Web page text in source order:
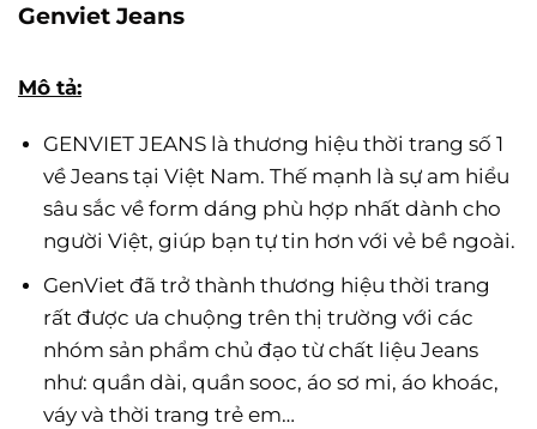
Genviet Jeans
Mô tả:
GENVIET JEANS là thương hiệu thời trang số 1
về Jeans tại Việt Nam. Thế mạnh là sự am hiểu
sâu sắc về form dáng phù hợp nhất dành cho
người Việt, giúp bạn tự tin hơn với vẻ bề ngoài.
GenViet đã trở thành thương hiệu thời trang
rất được ưa chuộng trên thị trường với các
nhóm sản phẩm chủ đạo từ chất liệu Jeans
như: quần dài, quần sooc, áo sơ mi, áo khoác,
váy và thời trang trẻ em…